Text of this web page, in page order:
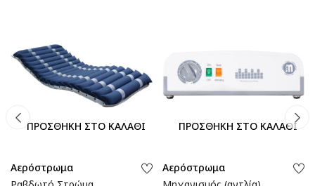
ΠΡΟΣΘΉΚΗ ΣΤΟ ΚΑΛΆΘΙ
Αερόστρωμα
ΠΡΟΣΘΉΚΗ ΣΤΟ ΚΑΛΆΘΙ
Αερόστρωμα